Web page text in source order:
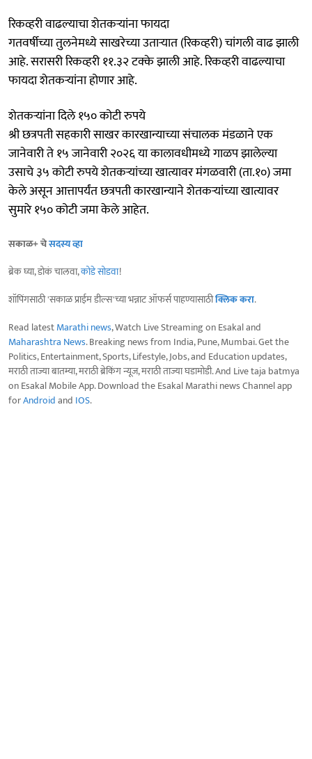
रिकव्हरी वाढल्याचा शेतकऱ्यांना फायदा
गतवर्षीच्या तुलनेमध्ये साखरेच्या उताऱ्यात (रिकव्हरी) चांगली वाढ झाली
आहे. सरासरी रिकव्हरी ११.३२ टक्के झाली आहे. रिकव्हरी वाढल्याचा
फायदा शेतकऱ्यांना होणार आहे.
शेतकऱ्यांना दिले १५० कोटी रुपये
श्री छत्रपती सहकारी साखर कारखान्याच्या संचालक मंडळाने एक
जानेवारी ते १५ जानेवारी २०२६ या कालावधीमध्ये गाळप झालेल्या
उसाचे ३५ कोटी रुपये शेतकऱ्यांच्या खात्यावर मंगळवारी (ता.१०) जमा
केले असून आत्तापर्यंत छत्रपती कारखान्याने शेतकऱ्यांच्या खात्यावर
सुमारे १५० कोटी जमा केले आहेत.
सकाळ+ चेसदस्य व्हा
ब्रेक घ्या, डोकं चालवा,कोडे सोडवा!
शॉपिंगसाठी 'सकाळ प्राईम डील्स'च्या भन्नाट ऑफर्स पाहण्यासाठीक्लिक करा.
Read latestMarathi news, Watch Live Streaming on Esakal and
Maharashtra News. Breaking news from India, Pune, Mumbai. Get the
Politics, Entertainment, Sports, Lifestyle, Jobs, and Education updates,
मराठी ताज्या बातम्या, मराठी ब्रेकिंग न्यूज, मराठी ताज्या घडामोडी. And Live taja batmya
on Esakal Mobile App. Download the Esakal Marathi news Channel app
forAndroidand IOS.